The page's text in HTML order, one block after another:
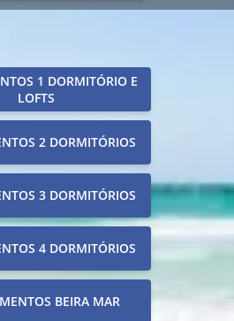
1 DORMITÓRIO E
LOFTS
2 DORMITÓRIOS
3 DORMITÓRIOS
4 DORMITÓRIOS
BEIRA MAR